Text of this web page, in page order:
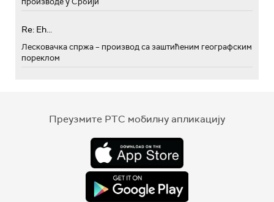
Re: Eh...
Лесковачка спржа – производ са заштићеним географским
пореклом
Преузмите РТС мобилну апликацију